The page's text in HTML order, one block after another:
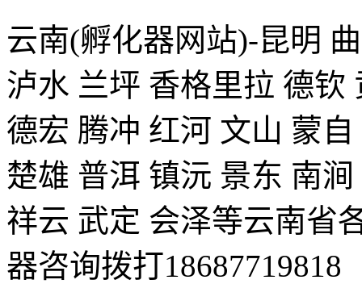
云南(孵化器网站)-昆明
泸水 兰坪 香格里拉 德钦
德宏 腾冲 红河 文山 蒙
楚雄 普洱 镇沅 景东 南
祥云 武定 会泽等云南省
器咨询拨打18687719818